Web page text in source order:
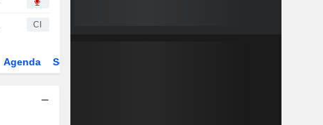
CI
Agenda Secteur